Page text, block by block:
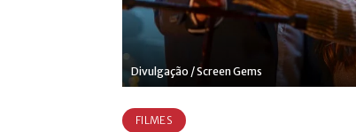
Divulgação / Screen Gems
FILMES